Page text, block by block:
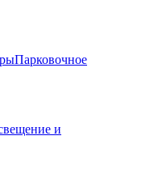
Парковочное
и